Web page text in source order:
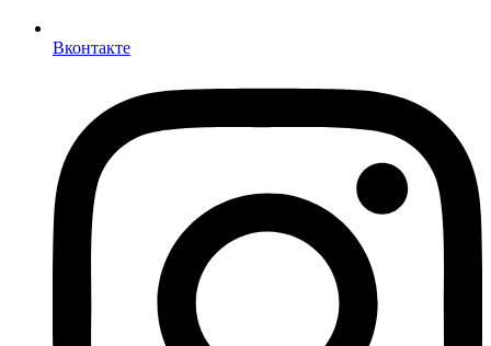
Вконтакте